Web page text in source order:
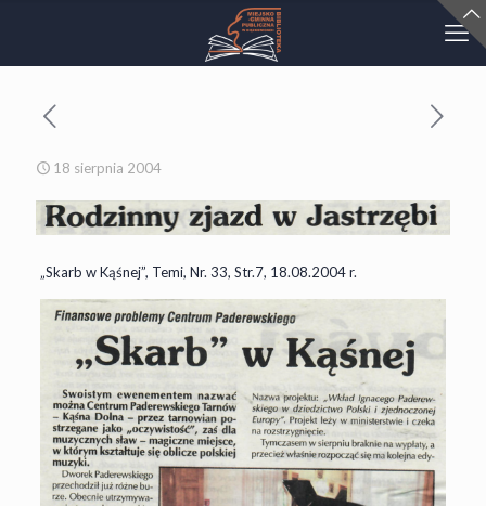
18 sierpnia 2004
„Skarb w Kąśnej”, Temi, Nr. 33, Str.7, 18.08.2004 r.